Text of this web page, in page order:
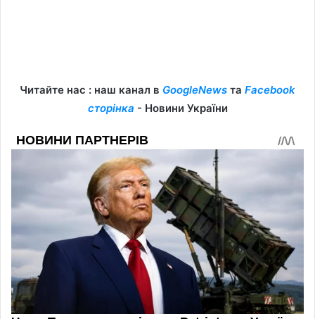
Читайте нас : наш канал в GoogleNews та Facebook
сторінка - Новини України